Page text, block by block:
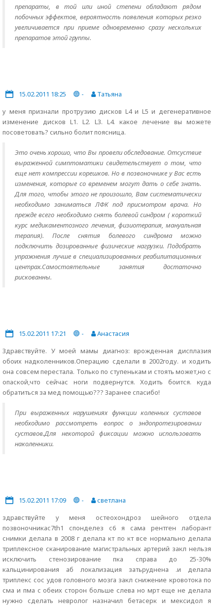
препараты, в той или иной степени обладают рядом
побочных эффектов, вероятность появления которых резко
увеличивается при приеме одновременно сразу нескольких
препаратов этой группы.
15.02.2011 18:25 -
Татьяна
у меня признали протрузию дисков L4 и L5 и дегенеративное
изменение дисков L1. L2. L3. L4. какое лечение вы можете
посоветовать? сильно болит поясница.
Это очень хорошо, что Вы провели обследование. Отсуствие
выраженной симптоматики свидетельствует о том, что
еще нет компрессии корешков. Но в позвоночнике у Вас есть
изменения, которые со временем могут дать о себе знать.
Для того, чтобы этого не произошло, Вам систематически
необходимо заниматься ЛФК под присмотром врача. Но
прежде всего необходимо снять болевой синдром ( короткий
курс медикаментозного лечения, физиотерапия, мануальная
терапия). После снятия болевого синдрома можно
подключить дозированные физические нагрузки. Подобрать
упражнения лучше в специализированных реабилитационных
центрах.Самостоятельные занятия достаточно
рискованны.
15.02.2011 17:21 -
Анастасия
Здравствуйте. У моей мамы диагноз: врожденная дисплазия
обоих надколенников.Операцию сделали в 2002году. и ходить
она совсем перестала. Только по ступенькам и стоять может,но с
опаской,что сейчас ноги подвернутся. Ходить боится. куда
обратиться за мед помощью??? Заранее спасибо!
При выраженных нарушениях функции коленных суставов
необходимо рассмотреть вопрос о эндопротезировании
суставов.Для некоторой фиксации можно использовать
наколенники.
15.02.2011 17:09 -
светлана
здравствуйте у меня остеохондроз шейного отдела
позвоночникас7th1 спонделез с6 я сама рентген лаборант
снимки делала в 2008 г делала кт по кт все нормально делала
триплексное сканирование магистральных артерий закл нельзя
исключить стенозирование пка справа до 25-30%
кальцинирования аб локализация затьруднена .и делала
триплекс сос удов головного мозга закл снижение кровотока по
сма и пма с обеих сторон больше слева но мрт еще не делала
нужно сделать невролог назначил бетасерк и мексидол я